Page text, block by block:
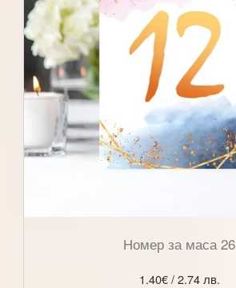
Номер за маса 26
1.40€/ 2.74 лв.